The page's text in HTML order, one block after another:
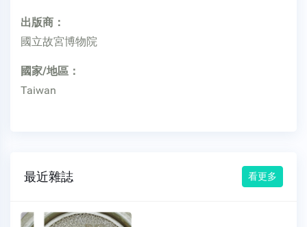
出版商：
國立故宮博物院
國家/地區：
Taiwan
最近雜誌 看更多